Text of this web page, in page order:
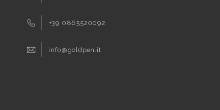
+39 0865520092
info@goldpen.it